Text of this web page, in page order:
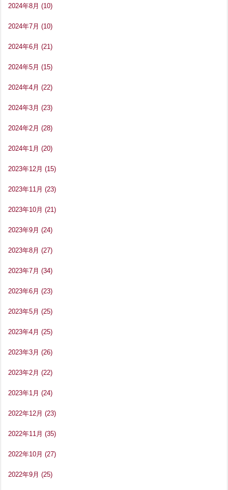
2024年8月 (10)
2024年7月 (10)
2024年6月 (21)
2024年5月 (15)
2024年4月 (22)
2024年3月 (23)
2024年2月 (28)
2024年1月 (20)
2023年12月 (15)
2023年11月 (23)
2023年10月 (21)
2023年9月 (24)
2023年8月 (27)
2023年7月 (34)
2023年6月 (23)
2023年5月 (25)
2023年4月 (25)
2023年3月 (26)
2023年2月 (22)
2023年1月 (24)
2022年12月 (23)
2022年11月 (35)
2022年10月 (27)
2022年9月 (25)